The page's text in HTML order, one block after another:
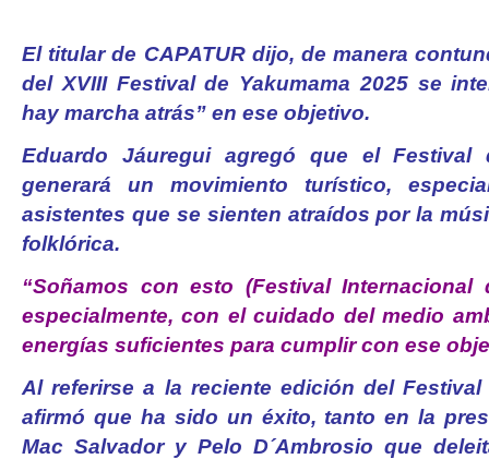
El titular de CAPATUR dijo, de manera
del XVIII Festival de Yakumama 2025 se
hay marcha atrás” en ese objetivo.
Eduardo Jáuregui agregó que el Festival
generará un movimiento turístico,
asistentes que se sienten atraídos por la
folklórica.
“Soñamos con esto (Festival Internacional
especialmente, con el cuidado del medio
energías suficientes para cumplir con ese
Al referirse a la reciente edición del Festival
afirmó que ha sido un éxito, tanto en la
Mac Salvador y Pelo D´Ambrosio que